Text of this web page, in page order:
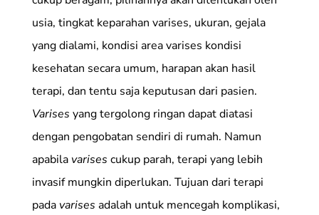
usia, tingkat keparahan varises, ukuran, gejala
yang dialami, kondisi area varises kondisi
kesehatan secara umum, harapan akan hasil
terapi, dan tentu saja keputusan dari pasien.
Varises yang tergolong ringan dapat diatasi
dengan pengobatan sendiri di rumah. Namun
apabila varises cukup parah, terapi yang lebih
invasif mungkin diperlukan. Tujuan dari terapi
pada varises adalah untuk mencegah komplikasi,